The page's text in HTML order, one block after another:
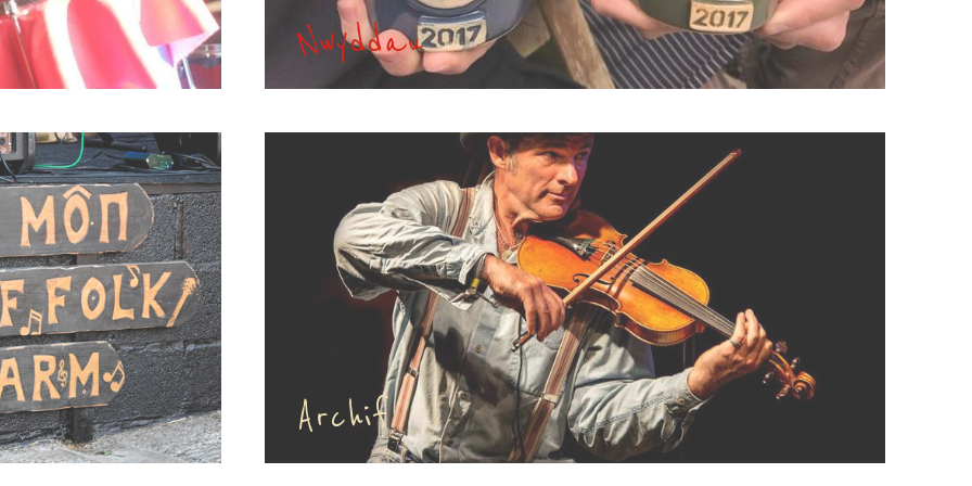
Nwyddau
Archif